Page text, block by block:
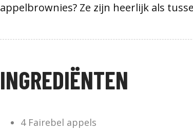
appelbrownies? Ze zijn heerlijk als
INGREDIËNTEN
4 Fairebel appels